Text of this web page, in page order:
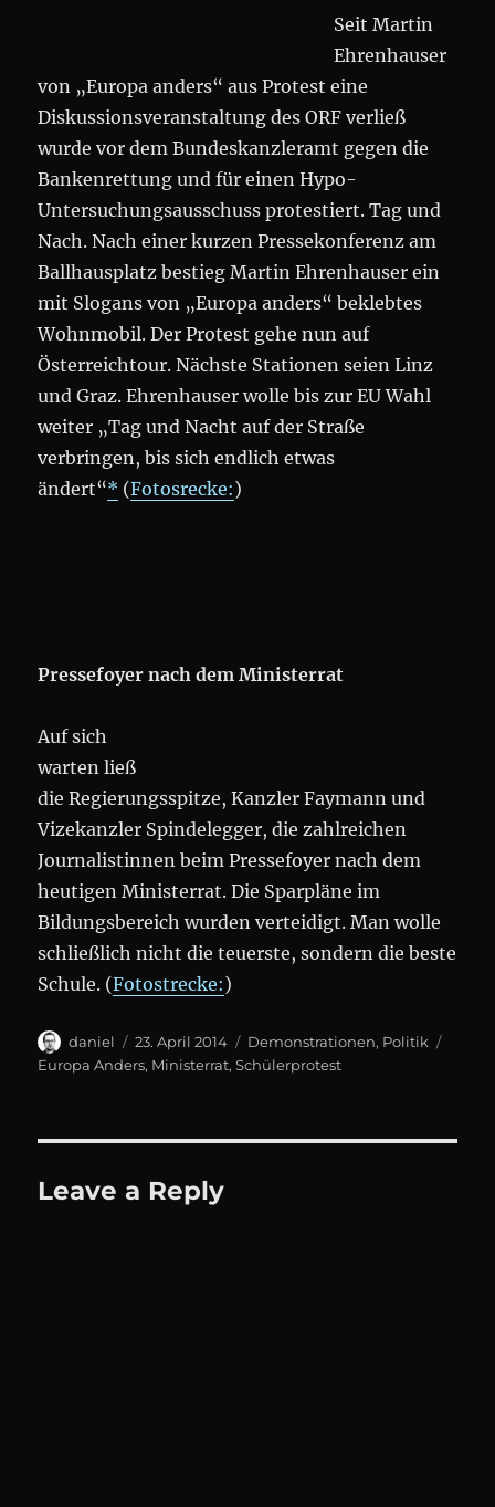
Seit Martin
Ehrenhauser
von „Europa anders“ aus Protest eine
Diskussionsveranstaltung des ORF verließ
wurde vor dem Bundeskanzleramt gegen die
Bankenrettung und für einen Hypo-
Untersuchungsausschuss protestiert. Tag und
Nach. Nach einer kurzen Pressekonferenz am
Ballhausplatz bestieg Martin Ehrenhauser ein
mit Slogans von „Europa anders“ beklebtes
Wohnmobil. Der Protest gehe nun auf
Österreichtour. Nächste Stationen seien Linz
und Graz. Ehrenhauser wolle bis zur EU Wahl
weiter „Tag und Nacht auf der Straße
verbringen, bis sich endlich etwas
ändert“* (Fotosrecke:)
Pressefoyer nach dem Ministerrat
Auf sich
warten ließ
die Regierungsspitze, Kanzler Faymann und
Vizekanzler Spindelegger, die zahlreichen
Journalistinnen beim Pressefoyer nach dem
heutigen Ministerrat. Die Sparpläne im
Bildungsbereich wurden verteidigt. Man wolle
schließlich nicht die teuerste, sondern die beste
Schule. (Fotostrecke:)
Author
daniel
Posted
on
23. April 2014 Categories
Demonstrationen, Politik
Europa Anders, Ministerrat,Schülerprotest
Leave a Reply